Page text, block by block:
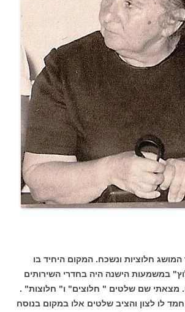
חלוציות ונשכח. המקום היחיד בו
במשמעות הישנה היה בחדרי השירותים
מצאתי שם שלטים " חלוצים" ו" חלוצות" .
חמד לו לצון והציב שלטים אלו במקום בנוסח